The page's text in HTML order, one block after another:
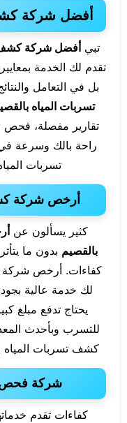
أفضل شركة
تبي أفضل شركة كشف
تقدم لك الخدمة
بل في التعامل
تسربات المياه
تقارير مفصلة، فحص
راحة بالك وسرعة
تسربات
أرخص شركة
كثير يسألون عن
بالقصيم بدون ما
كفاءات. أرخص شركة
لك خدمة عالية
يحتاج تدفع مبلغ
للتسرب وبأحدث
كشف تسربات المياه
شركة فحص
كفاءات تقدم